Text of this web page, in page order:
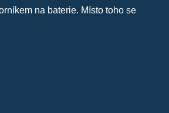
na baterie. Místo toho se